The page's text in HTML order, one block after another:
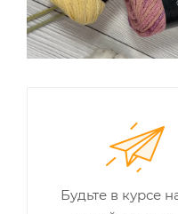
Будьте в курсе